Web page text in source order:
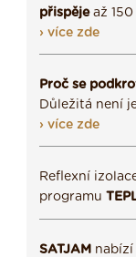
přispějeaž
› více zde
Proč se
Důležitá není
› více zde
Reflexní
programu
SATJAM